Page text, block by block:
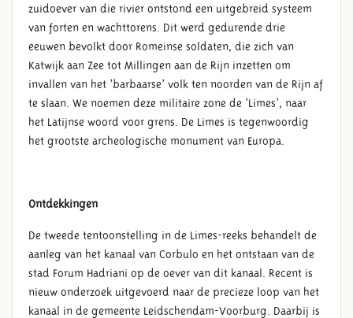
LANGS DE LIMES –
VOORBURG’
zuidoever van die rivier ontstond een uitgebreid systeem
van forten en wachttorens. Dit werd gedurende drie
eeuwen bevolkt door Romeinse soldaten, die zich van
Katwijk aan Zee tot Millingen aan de Rijn inzetten om
invallen van het ‘barbaarse’ volk ten noorden van de Rijn af
te slaan. We noemen deze militaire zone de ‘Limes’, naar
het Latijnse woord voor grens. De Limes is tegenwoordig
het grootste archeologische monument van Europa.
Ontdekkingen
De tweede tentoonstelling in de Limes-reeks behandelt de
aanleg van het kanaal van Corbulo en het ontstaan van de
stad Forum Hadriani op de oever van dit kanaal. Recent is
nieuw onderzoek uitgevoerd naar de precieze loop van het
kanaal in de gemeente Leidschendam-Voorburg. Daarbij is